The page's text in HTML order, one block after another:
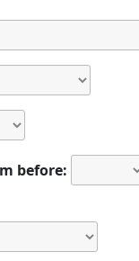
before: